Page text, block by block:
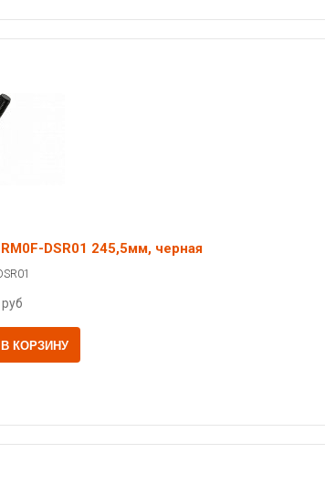
DSR01 245,5мм, черная
руб
В КОРЗИНУ